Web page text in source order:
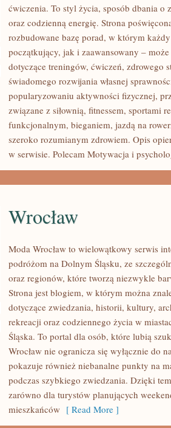
AEROBIK
FITNESS
GRUPOWY
ćwiczenia. To styl życia, sposób dbania o
oraz codzienną energię. Strona
rozbudowane bazę porad, w którym
początkujący, jak i zaawansowany –
dotyczące treningów, ćwiczeń, zdrowego
świadomego rozwijania własnej
popularyzowaniu aktywności fizycznej,
związane z siłownią, fitnessem, sportami
funkcjonalnym, bieganiem, jazdą na
szeroko rozumianym zdrowiem. Opis
w serwisie. Polecam Motywacja i
WROCŁAW
Wrocław
Moda Wrocław to wielowątkowy serwis
podróżom na Dolnym Śląsku, ze
oraz regionów, które tworzą niezwykle
Strona jest blogiem, w którym można
dotyczące zwiedzania, historii, kultury,
rekreacji oraz codziennego życia w
Śląska. To portal dla osób, które lubią
Wrocław nie ogranicza się wyłącznie do
pokazuje również niebanalne punkty na
podczas szybkiego zwiedzania. Dzięki
zarówno dla turystów planujących
mieszkańców [ Read More ]